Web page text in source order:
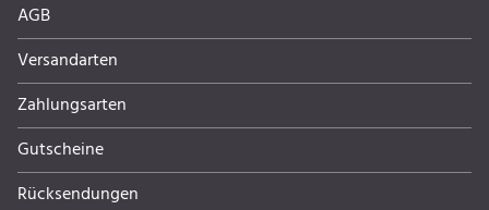
AGB
Versandarten
Zahlungsarten
Gutscheine
Rücksendungen